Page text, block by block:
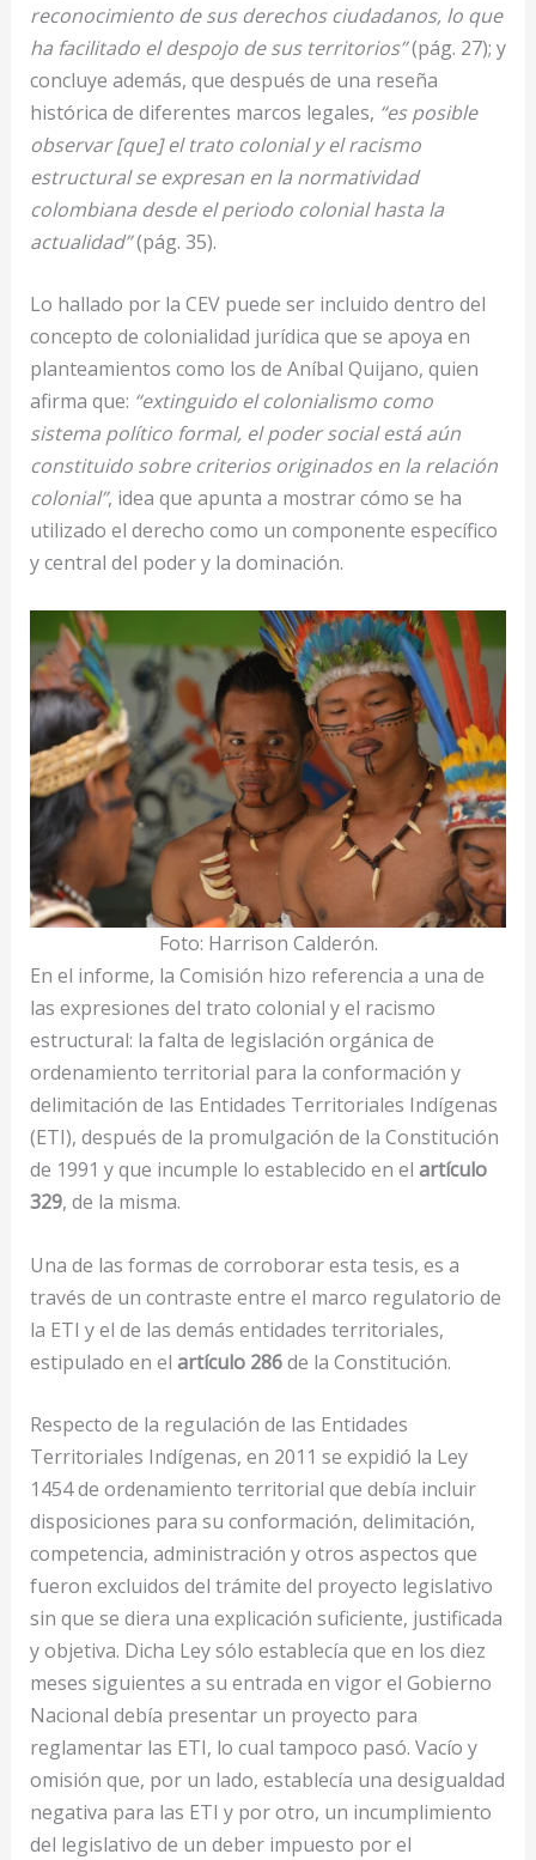
reconocimiento de sus derechos ciudadanos, lo que
ha facilitado el despojo de sus territorios”(pág. 27); y
concluye además, que después de una reseña
histórica de diferentes marcos legales, “es posible
observar [que] el trato colonial y el racismo
estructural se expresan en la normatividad
colombiana desde el periodo colonial hasta la
actualidad”(pág. 35).
Lo hallado por la CEV puede ser incluido dentro del
concepto de colonialidad jurídica que se apoya en
planteamientos como los de Aníbal Quijano, quien
afirma que: “extinguido el colonialismo como
sistema político formal, el poder social está aún
constituido sobre criterios originados en la relación
colonial”, idea que apunta a mostrar cómo se ha
utilizado el derecho como un componente específico
y central del poder y la dominación.
Foto: Harrison Calderón.
En el informe, la Comisión hizo referencia a una de
las expresiones del trato colonial y el racismo
estructural: la falta de legislación orgánica de
ordenamiento territorial para la conformación y
delimitación de las Entidades Territoriales Indígenas
(ETI), después de la promulgación de la Constitución
de 1991 y que incumple lo establecido en el artículo
329, de la misma.
Una de las formas de corroborar esta tesis, es a
través de un contraste entre el marco regulatorio de
la ETI y el de las demás entidades territoriales,
estipulado en el artículo 286de la Constitución.
Respecto de la regulación de las Entidades
Territoriales Indígenas, en 2011 se expidió la Ley
1454 de ordenamiento territorial que debía incluir
disposiciones para su conformación, delimitación,
competencia, administración y otros aspectos que
fueron excluidos del trámite del proyecto legislativo
sin que se diera una explicación suficiente, justificada
y objetiva. Dicha Ley sólo establecía que en los diez
meses siguientes a su entrada en vigor el Gobierno
Nacional debía presentar un proyecto para
reglamentar las ETI, lo cual tampoco pasó. Vacío y
omisión que, por un lado, establecía una desigualdad
negativa para las ETI y por otro, un incumplimiento
del legislativo de un deber impuesto por el